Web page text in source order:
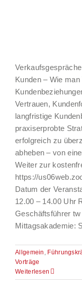
Kunden – Wie
Vertrauen,
langfristige
praxiserprobte
erfolgreich zu
abheben – von
Weiter zur
https://
Datum der
12.00 – 14.00 Uhr
Geschäftsführer
Mittagsakademie:
Allgemein ,
Vorträge
Weiterlesen